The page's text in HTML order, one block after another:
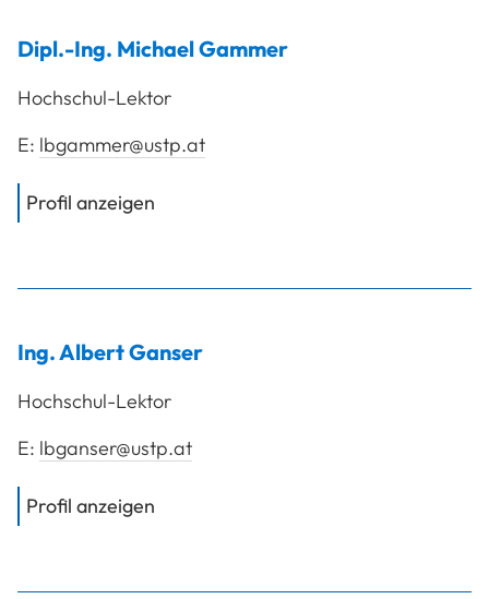
Dipl.-Ing. MichaelGammer
Hochschul-Lektor
E: lbgammer@ustp.at
Profil anzeigen
Ing.AlbertGanser
Hochschul-Lektor
E: lbganser@ustp.at
Profil anzeigen